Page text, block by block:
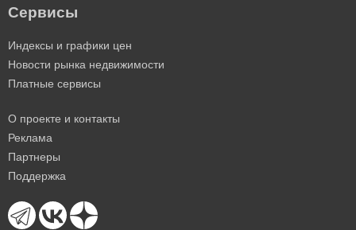
Сервисы
Индексы и графики цен
Новости рынка недвижимости
Платные сервисы
О проекте и контакты
Реклама
Партнеры
Поддержка